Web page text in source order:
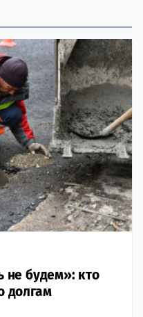
не будем»: кто
долгам